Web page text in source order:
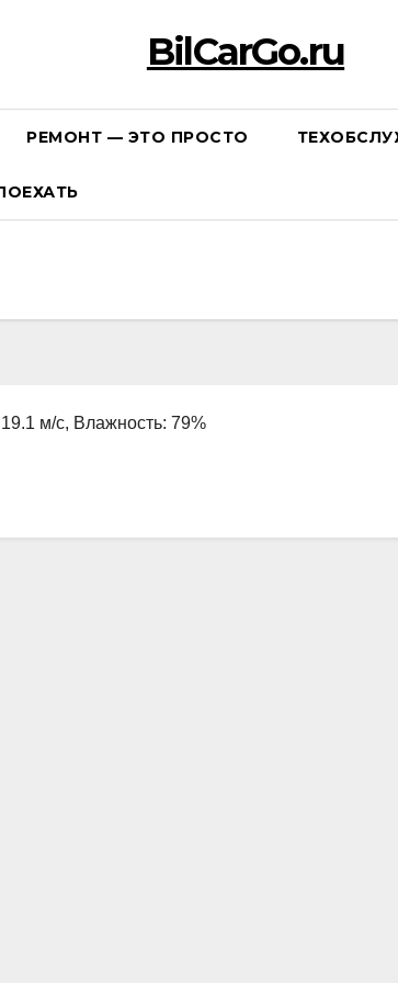
BilCarGo.ru
РЕМОНТ — ЭТО ПРОСТО
м/с, Влажность: 79%